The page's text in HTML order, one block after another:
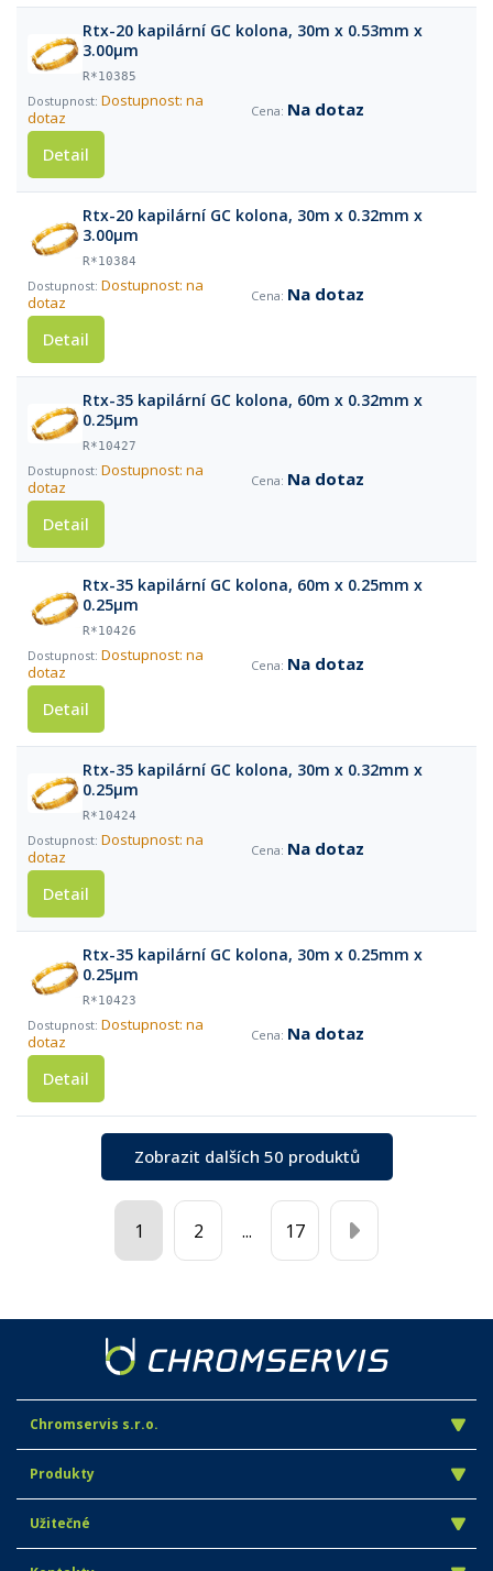
Rtx-20 kapilární GC kolona, 30m x 0.53mm x
3.00μm
R*10385
Dostupnost: na
dotaz
Na dotaz
Detail
Rtx-20 kapilární GC kolona, 30m x 0.32mm x
3.00μm
R*10384
Dostupnost: na
dotaz
Na dotaz
Detail
Rtx-35 kapilární GC kolona, 60m x 0.32mm x
0.25µm
R*10427
Dostupnost: na
dotaz
Na dotaz
Detail
Rtx-35 kapilární GC kolona, 60m x 0.25mm x
0.25µm
R*10426
Dostupnost: na
dotaz
Na dotaz
Detail
Rtx-35 kapilární GC kolona, 30m x 0.32mm x
0.25µm
R*10424
Dostupnost: na
dotaz
Na dotaz
Detail
Rtx-35 kapilární GC kolona, 30m x 0.25mm x
0.25µm
R*10423
Dostupnost: na
dotaz
Na dotaz
Detail
Zobrazit dalších 50 produktů
1 2 ... 17
Chromservis s.r.o.
Produkty
Užitečné